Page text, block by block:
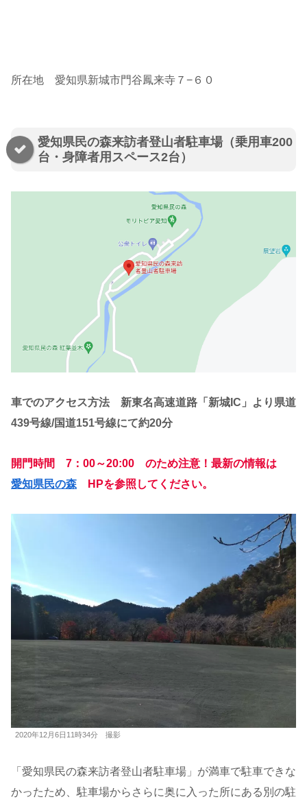
所在地 愛知県新城市門谷鳳来寺７−６０
愛知県民の森来訪者登山者駐車場（乗用車200
台・身障者用スペース2台）
車でのアクセス方法 新東名高速道路「新城IC」より 県道
439号線/国道151号線にて約20分
開門時間 7：00～20:00 のため注意！最新の情報は
愛知県民の森 HPを参照してください。
2020年12月6日11時34分 撮影
「愛知県民の森来訪者登山者駐車場」が満車で駐車できな
かったため、駐車場からさらに奥に入った所にある別の駐